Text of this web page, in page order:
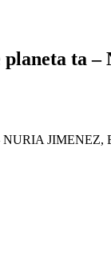
planeta ta
NURIA